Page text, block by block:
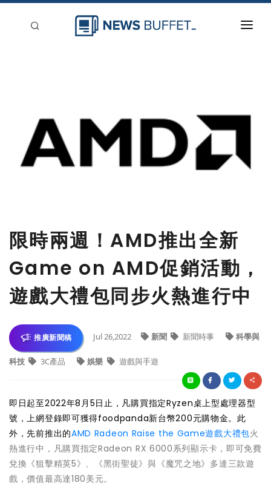
刊登
限時兩週！AMD推出全新
Game on AMD促銷活動，
遊戲大禮包同步火熱進行中
推廣新聞稿 Jul 26,2022 新聞 新聞時事 科學與
科技 3C產品 娛樂 遊戲與手遊
即日起至2022年8月5日止，凡購買指定Ryzen桌上型處理器型
號，上網登錄即可獲得foodpanda新台幣200元購物金。此
外，先前推出的AMD Radeon Raise the Game遊戲大禮包火
熱進行中，凡購買指定Radeon RX 6000系列顯示卡，即可免費
兌換《狙擊精英5》、《黑街聖徒》與《魔咒之地》多達三款遊
戲，價值最高達180美元。